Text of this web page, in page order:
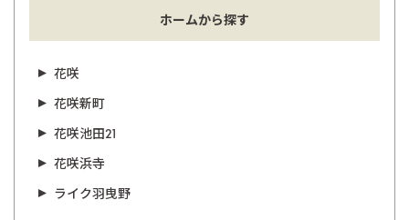
ホームから探す
花咲
花咲新町
花咲池田21
花咲浜寺
ライク羽曳野